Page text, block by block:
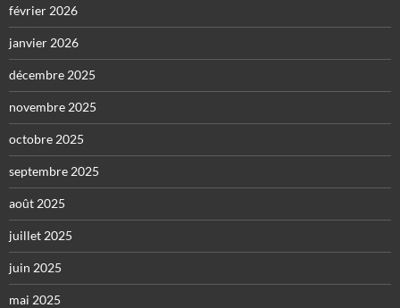
février 2026
janvier 2026
décembre 2025
novembre 2025
octobre 2025
septembre 2025
août 2025
juillet 2025
juin 2025
mai 2025